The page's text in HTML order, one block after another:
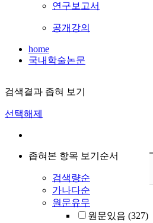
연구보고서
공개강의
home
국내학술논문
검색결과 좁혀 보기
선택해제
좁혀본 항목 보기순서
검색량순
가나다순
원문유무
원문있음 (327)